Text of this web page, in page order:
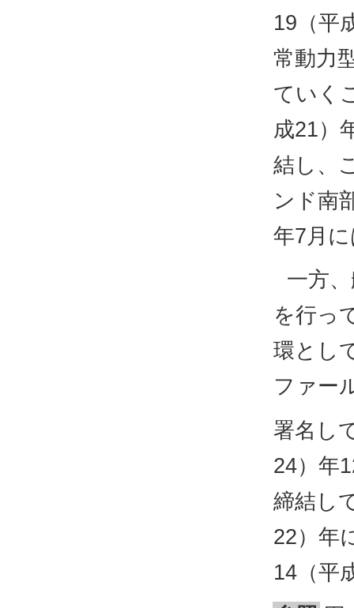
19（平
常動力
ていく
成21）
結し、
ンド南
年7月
一方
を行っ
環とし
ファー
署名し
24）年
締結し
22）年
14（平